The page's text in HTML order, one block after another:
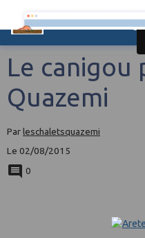
Les chalets
Le canigou
Quazemi
Parleschaletsquazemi
Le 02/08/2015
0